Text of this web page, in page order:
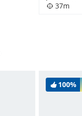
37m
100%